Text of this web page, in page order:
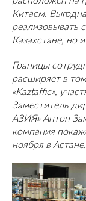
Китаем.
реализовывать
Казахстане, но
Границы
расширяет в
«Kaztaffic»,
Заместитель
АЗИЯ» Антон
компания
ноября в Астане.